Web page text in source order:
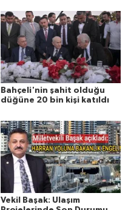
Bahçeli'nin şahit olduğu
düğüne 20 bin kişi katıldı
Vekil Başak: Ulaşım